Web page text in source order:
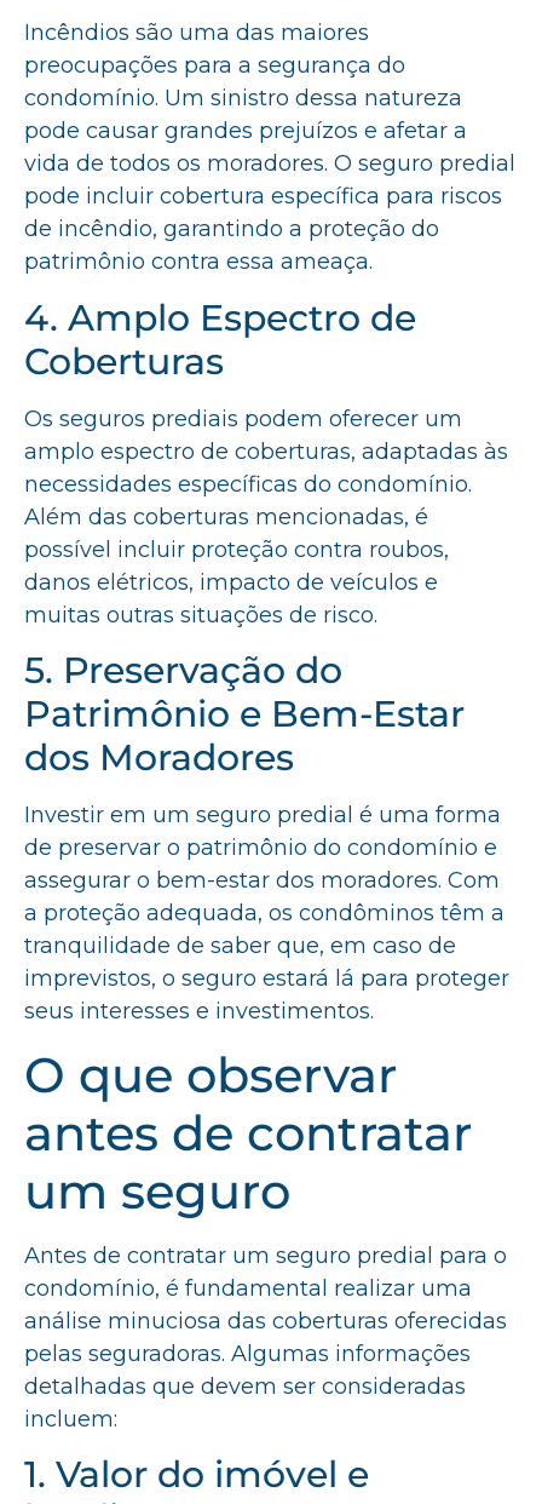
Incêndios são uma das maiores
preocupações para a segurança do
condomínio. Um sinistro dessa natureza
pode causar grandes prejuízos e afetar a
vida de todos os moradores. O seguro predial
pode incluir cobertura específica para riscos
de incêndio, garantindo a proteção do
patrimônio contra essa ameaça.
4. Amplo Espectro de
Coberturas
Os seguros prediais podem oferecer um
amplo espectro de coberturas, adaptadas às
necessidades específicas do condomínio.
Além das coberturas mencionadas, é
possível incluir proteção contra roubos,
danos elétricos, impacto de veículos e
muitas outras situações de risco.
5. Preservação do
Patrimônio e Bem-Estar
dos Moradores
Investir em um seguro predial é uma forma
de preservar o patrimônio do condomínio e
assegurar o bem-estar dos moradores. Com
a proteção adequada, os condôminos têm a
tranquilidade de saber que, em caso de
imprevistos, o seguro estará lá para proteger
seus interesses e investimentos.
O que observar
antes de contratar
um seguro
Antes de contratar um seguro predial para o
condomínio, é fundamental realizar uma
análise minuciosa das coberturas oferecidas
pelas seguradoras. Algumas informações
detalhadas que devem ser consideradas
incluem:
1. Valor do imóvel e